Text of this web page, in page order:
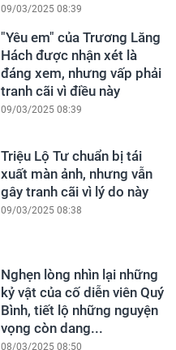
09/03/2025 08:39
"Yêu em" của Trương Lăng
Hách được nhận xét là
đáng xem, nhưng vấp phải
tranh cãi vì điều này
09/03/2025 08:39
Triệu Lộ Tư chuẩn bị tái
xuất màn ảnh, nhưng vẫn
gây tranh cãi vì lý do này
09/03/2025 08:38
Nghẹn lòng nhìn lại những
kỷ vật của cố diễn viên Quý
Bình, tiết lộ những nguyện
vọng còn dang...
08/03/2025 08:50